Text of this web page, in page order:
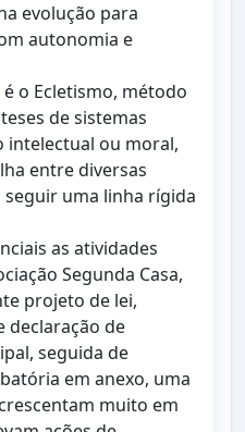
evolução para
autonomia e
o Ecletismo, método
de sistemas
intelectual ou moral,
entre diversas
uma linha rígida
as atividades
Segunda Casa,
projeto de lei,
declaração de
seguida de
em anexo, uma
muito em